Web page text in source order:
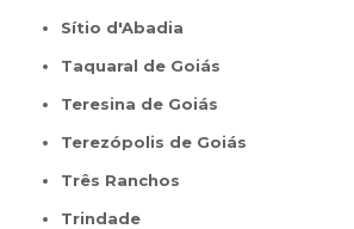
Sítio d'Abadia
Taquaral de Goiás
Teresina de Goiás
Terezópolis de Goiás
Três Ranchos
Trindade